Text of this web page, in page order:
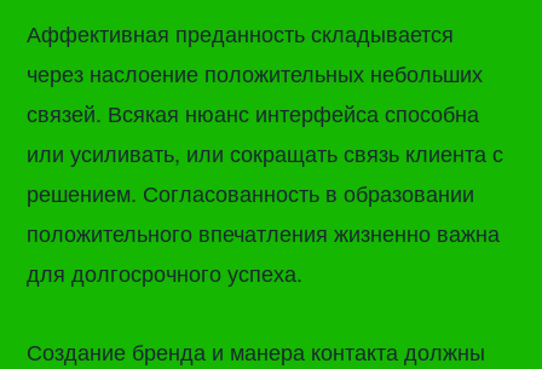
Аффективная преданность складывается
через наслоение положительных небольших
связей. Всякая нюанс интерфейса способна
или усиливать, или сокращать связь клиента с
решением. Согласованность в образовании
положительного впечатления жизненно важна
для долгосрочного успеха.
Создание бренда и манера контакта должны